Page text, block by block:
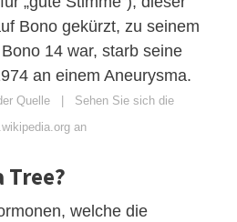
Bono gekürzt, zu seinem
14 war, starb seine
an einem Aneurysma.
Quelle | Sehen Sie sich die
an
Tree?
welche die